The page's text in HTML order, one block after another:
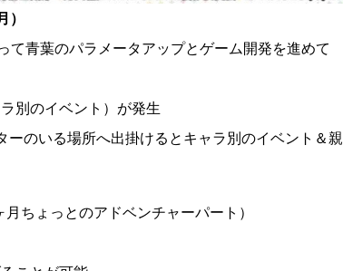
）
て青葉のパラメータアップとゲーム開発を進めて
別のイベント）が発生
のいる場所へ出掛けるとキャラ別のイベント＆親
月ちょっとのアドベンチャーパート）